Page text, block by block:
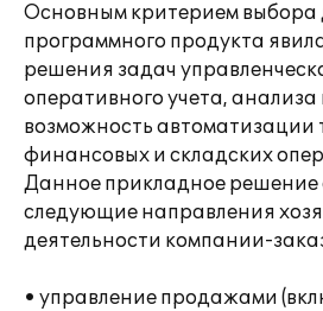
Основным критерием выбора
программного продукта
решения задач
оперативного учета,
возможность автоматизации
финансовых и складских
Данное прикладное решение
следующие направления
деятельности компании-
• управление продажами